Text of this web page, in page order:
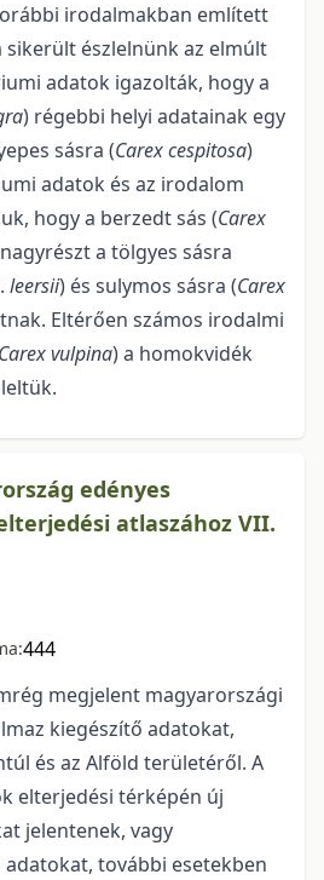
irodalmakban említett
észlelnünk az elmúlt
adatok igazolták, hogy a
) régebbi helyi adatainak egy
sásra (Carex cespitosa)
adatok és az irodalom
hogy a berzedt sás (Carex
a tölgyes sásra
leersii) és sulymos sásra (Carex
Eltérően számos irodalmi
Carex vulpina) a homokvidék
edényes
atlaszához VII.
444
megjelent magyarországi
kiegészítő adatokat,
és az Alföld területéről. A
elterjedési térképén új
jelentenek, vagy
további esetekben